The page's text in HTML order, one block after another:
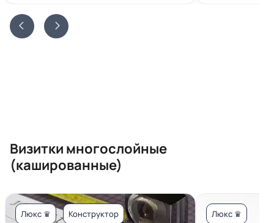
Визитки многослойные
(кашированные)
Люкс ♛ Конструктор Люкс ♛